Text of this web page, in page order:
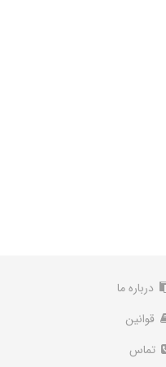
درباره ما
قوانین
تماس